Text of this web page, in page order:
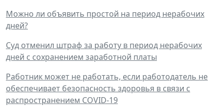
Можно ли объявить простой на период нерабочих
дней?
Суд отменил штраф за работу в период нерабочих
дней с сохранением заработной платы
Работник может не работать, если работодатель не
обеспечивает безопасность здоровья в связи с
распространением COVID-19